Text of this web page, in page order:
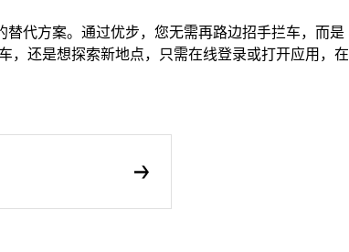
代方案。通过优步，您无需再路边招手拦车，而是
，还是想探索新地点，只需在线登录或打开应用，在